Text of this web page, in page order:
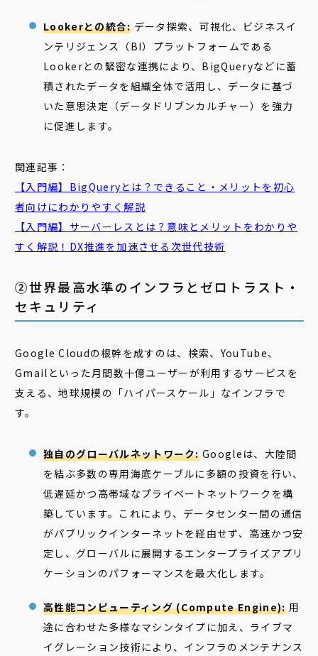
Lookerとの統合:データ探索、可視化、ビジネスイ
ンテリジェンス（BI）プラットフォームである
Lookerとの緊密な連携により、BigQueryなどに蓄
積されたデータを組織全体で活用し、データに基づ
いた意思決定（データドリブンカルチャー）を強力
に促進します。
関連記事：
【入門編】BigQueryとは？できること・メリットを初心
者向けにわかりやすく解説
【入門編】サーバーレスとは？意味とメリットをわかりや
すく解説！DX推進を加速させる次世代技術
②世界最高水準のインフラとゼロトラスト・
セキュリティ
Google Cloudの根幹を成すのは、検索、YouTube、
Gmailといった月間数十億ユーザーが利用するサービスを
支える、地球規模の「ハイパースケール」なインフラで
す。
独自のグローバルネットワーク:Googleは、大陸間
を結ぶ多数の専用海底ケーブルに多額の投資を行い、
低遅延かつ高帯域なプライベートネットワークを構
築しています。これにより、データセンター間の通信
がパブリックインターネットを経由せず、高速かつ安
定し、グローバルに展開するエンタープライズアプリ
ケーションのパフォーマンスを最大化します。
高性能コンピューティング (Compute Engine):用
途に合わせた多様なマシンタイプに加え、ライブマ
イグレーション技術により、インフラのメンテナンス